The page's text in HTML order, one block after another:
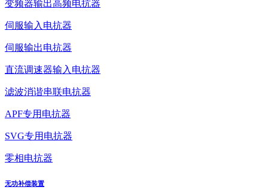
变频器输出高频电抗器
伺服输入电抗器
伺服输出电抗器
直流调速器输入电抗器
滤波消谐串联电抗器
APF专用电抗器
SVG专用电抗器
零相电抗器
无功补偿装置